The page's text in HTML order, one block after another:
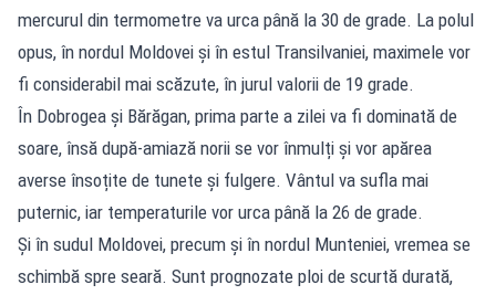
mercurul din termometre va urca până la 30 de grade. La polul
opus, în nordul Moldovei și în estul Transilvaniei, maximele vor
fi considerabil mai scăzute, în jurul valorii de 19 grade.
În Dobrogea și Bărăgan, prima parte a zilei va fi dominată de
soare, însă după-amiază norii se vor înmulți și vor apărea
averse însoțite de tunete și fulgere. Vântul va sufla mai
puternic, iar temperaturile vor urca până la 26 de grade.
Și în sudul Moldovei, precum și în nordul Munteniei, vremea se
schimbă spre seară. Sunt prognozate ploi de scurtă durată,